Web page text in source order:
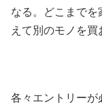
なる。どこまで
えて別のモノを買
各々エントリーが